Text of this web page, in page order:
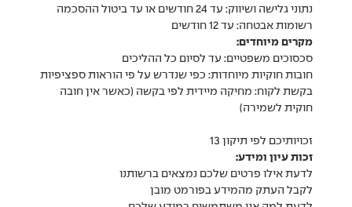
נתוני גלישה ושיווק: עד 24 חודשים או עד ביטול ההסכמה
רשומות אבטחה: עד 12 חודשים
מקרים מיוחדים:
סכסוכים משפטיים: עד לסיום כל ההליכים
חובות חוקיות מיוחדות: כפי שנדרש על פי הוראות ספציפיות
בקשת לקוח: מחיקה מיידית לפי בקשה (כאשר אין חובה
חוקית לשמירה)
זכויותיכם לפי תיקון 13
זכות עיון ומידע:
לדעת אילו פרטים שלכם נמצאים ברשותנו
לקבל העתק מהמידע בפורמט מובן